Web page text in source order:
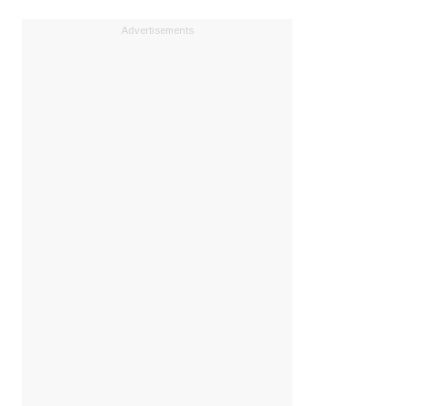
Advertisements